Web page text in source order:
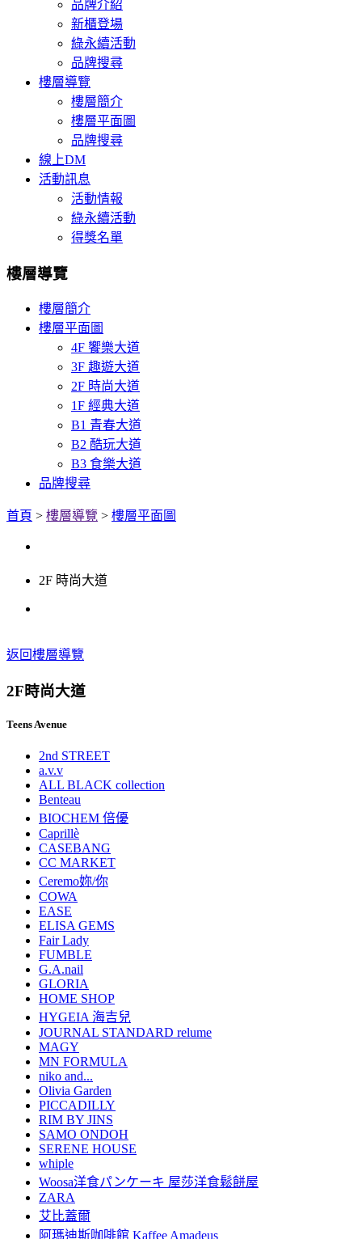
品牌介紹
新櫃登場
綠永續活動
品牌搜尋
樓層導覽
樓層簡介
樓層平面圖
品牌搜尋
線上DM
活動訊息
活動情報
綠永續活動
得獎名單
樓層導覽
樓層簡介
樓層平面圖
4F 饗樂大道
3F 趣遊大道
2F 時尚大道
1F 經典大道
B1 青春大道
B2 酷玩大道
B3 食樂大道
品牌搜尋
首頁 > 樓層導覽 > 樓層平面圖
2F 時尚大道
返回樓層導覽
2F時尚大道
Teens Avenue
2nd STREET
a.v.v
ALL BLACK collection
Benteau
BIOCHEM 倍優
Caprillè
CASEBANG
CC MARKET
Ceremo妳/你
COWA
EASE
ELISA GEMS
Fair Lady
FUMBLE
G.A.nail
GLORIA
HOME SHOP
HYGEIA 海吉兒
JOURNAL STANDARD relume
MAGY
MN FORMULA
niko and...
Olivia Garden
PICCADILLY
RIM BY JINS
SAMO ONDOH
SERENE HOUSE
whiple
Woosa洋食パンケーキ 屋莎洋食鬆餅屋
ZARA
艾比蓋爾
阿瑪迪斯咖啡館 Kaffee Amadeus